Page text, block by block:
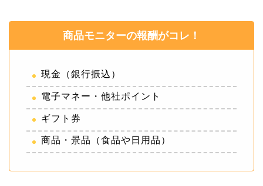
商品モニターの報酬がコレ！
現金（銀行振込）
電子マネー・他社ポイント
ギフト券
商品・景品（食品や日用品）